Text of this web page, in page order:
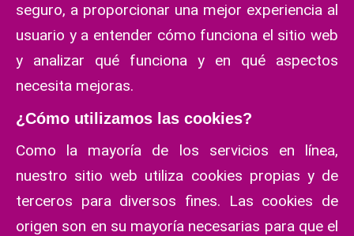
seguro, a proporcionar una mejor experiencia al
usuario y a entender cómo funciona el sitio web
y analizar qué funciona y en qué aspectos
necesita mejoras.
¿Cómo utilizamos las cookies?
Como la mayoría de los servicios en línea,
nuestro sitio web utiliza cookies propias y de
terceros para diversos fines. Las cookies de
origen son en su mayoría necesarias para que el